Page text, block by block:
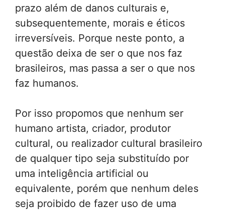
prazo além de danos culturais e,
subsequentemente, morais e éticos
irreversíveis. Porque neste ponto, a
questão deixa de ser o que nos faz
brasileiros, mas passa a ser o que nos
faz humanos.
Por isso propomos que nenhum ser
humano artista, criador, produtor
cultural, ou realizador cultural brasileiro
de qualquer tipo seja substituído por
uma inteligência artificial ou
equivalente, porém que nenhum deles
seja proibido de fazer uso de uma